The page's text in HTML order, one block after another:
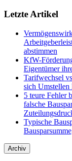
Letzte Artikel
abstimmen
KfW-
Eigentümer
Tarifwechsel
sich Umstellen
5 teure Fehler
falsche
Typische
Archiv